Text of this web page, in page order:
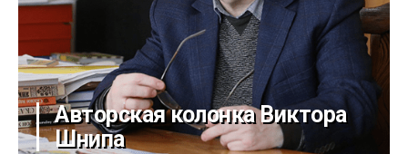
Авторская колонка Виктора
Шнипа